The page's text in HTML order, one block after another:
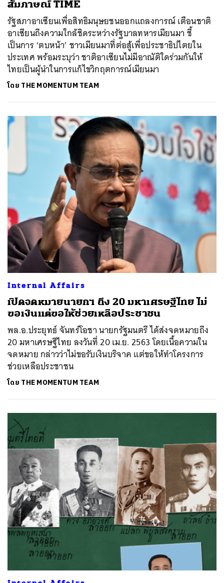
สัมภาษณ์ TIME
รัฐสภาอาเซียนเพื่อสิทธิมนุษยชนออกแถลงการณ์ เตือนชาติ
อาเซียนถึงความใกล้ชิดระหว่างรัฐบาลทหารเมียนมา ชี้
เป็นการ ‘ตบหน้า’ ชาวเมียนมาที่ต่อสู้เพื่อประชาธิปไตยใน
ประเทศ พร้อมระบุว่า ชาติอาเซียนไม่มีอาณัติใดร่วมกันให้
ไทยเป็นผู้นำในการแก้ไขวิกฤตการณ์เมียนมา
โดย THE MOMENTUM TEAM
Internal Affairs
เปิดจดหมายนายกฯ ถึง 20 มหาเศรษฐีไทย ไม่
ขอเงินแต่ขอให้ช่วยเหลือประชาชน
พล.อ.ประยุทธ์ จันทร์โอชา นายกรัฐมนตรี ได้ส่งจดหมายถึง
20 มหาเศรษฐีไทย ลงวันที่ 20 เม.ย. 2563 โดยเนื้อความใน
จดหมาย กล่าวว่าไม่ขอรับเงินบริจาค แต่ขอให้ทำโครงการ
ช่วยเหลือประชาชน
โดย THE MOMENTUM TEAM
ค้นหา
SHARE TWEET LINE EMAIL